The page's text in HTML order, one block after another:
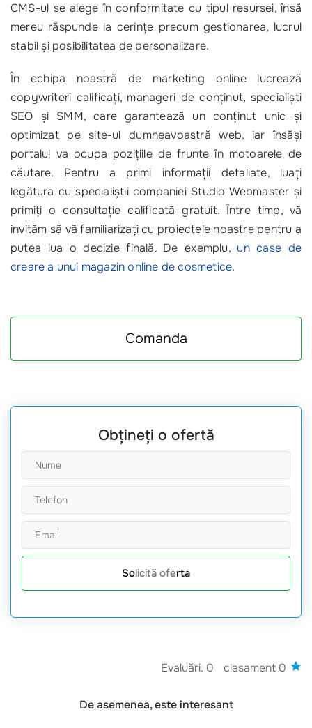
CMS-ul se alege în conformitate cu tipul resursei, însă
mereu răspunde la cerințe precum gestionarea, lucrul
stabil și posibilitatea de personalizare.
În echipa noastră de marketing online lucrează
copywriteri calificați, manageri de conținut, specialiști
SEO și SMM, care garantează un conținut unic și
optimizat pe site-ul dumneavoastră web, iar însăși
portalul va ocupa pozițiile de frunte în motoarele de
căutare. Pentru a primi informații detaliate, luați
legătura cu specialiștii companiei Studio Webmaster și
primiți o consultație calificată gratuit. Între timp, vă
invităm să vă familiarizați cu proiectele noastre pentru a
putea lua o decizie finală. De exemplu, un case de
creare a unui magazin online de cosmetice.
Comanda
Obțineți o ofertă
Solicită oferta
Evaluări: 0 clasament 0
De asemenea, este interesant